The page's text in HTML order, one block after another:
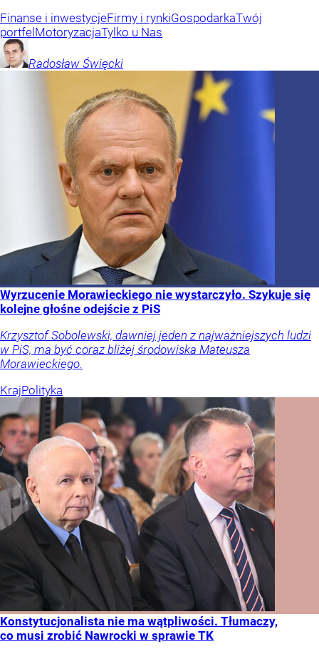
Finanse i inwestycjeFirmy i rynkiGospodarkaTwój
portfel MotoryzacjaTylko u Nas
Radosław Święcki
Wyrzucenie Morawieckiego nie wystarczyło. Szykuje się
kolejne głośne odejście z PiS
Krzysztof Sobolewski, dawniej jeden z najważniejszych ludzi
w PiS, ma być coraz bliżej środowiska Mateusza
Morawieckiego.
KrajPolityka
Konstytucjonalista nie ma wątpliwości. Tłumaczy,
co musi zrobić Nawrocki w sprawie TK